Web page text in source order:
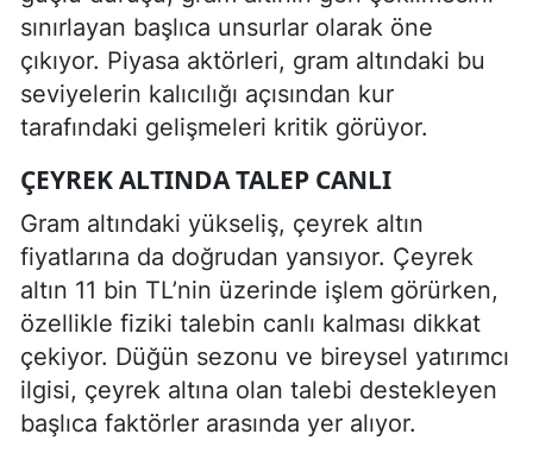
sınırlayan başlıca unsurlar olarak öne
çıkıyor. Piyasa aktörleri, gram altındaki bu
seviyelerin kalıcılığı açısından kur
tarafındaki gelişmeleri kritik görüyor.
ÇEYREK ALTINDA TALEP CANLI
Gram altındaki yükseliş, çeyrek altın
fiyatlarına da doğrudan yansıyor. Çeyrek
altın 11 bin TL’nin üzerinde işlem görürken,
özellikle fiziki talebin canlı kalması dikkat
çekiyor. Düğün sezonu ve bireysel yatırımcı
ilgisi, çeyrek altına olan talebi destekleyen
başlıca faktörler arasında yer alıyor.